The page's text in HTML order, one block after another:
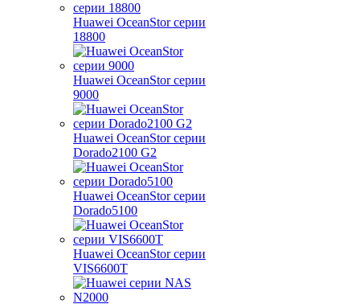
Huawei OceanStor серии
18800
Huawei OceanStor серии
9000
Huawei OceanStor серии
Dorado2100 G2
Huawei OceanStor серии
Dorado5100
Huawei OceanStor серии
VIS6600T